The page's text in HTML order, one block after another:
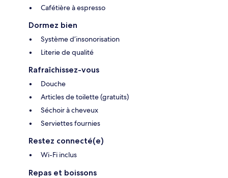
Cafétière à espresso
Dormez bien
Système d’insonorisation
Literie de qualité
Rafraîchissez-vous
Douche
Articles de toilette (gratuits)
Séchoir à cheveux
Serviettes fournies
Restez connecté(e)
Wi-Fi inclus
Repas et boissons